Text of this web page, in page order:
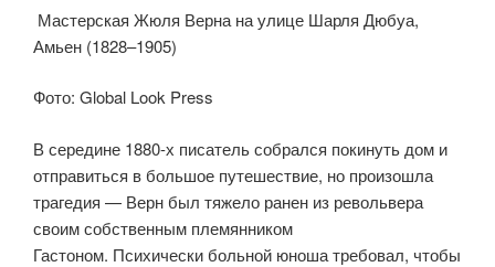
Мастерская Жюля Верна на улице Шарля Дюбуа,
Амьен (1828–1905)
Фото: Global Look Press
В середине 1880-х писатель собрался покинуть дом и
отправиться в большое путешествие, но произошла
трагедия — Верн был тяжело ранен из револьвера
своим собственным племянником
Гастоном. Психически больной юноша требовал, чтобы